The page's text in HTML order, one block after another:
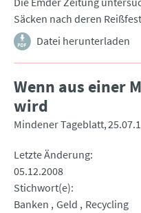
Säcken nach deren
Datei herunterladen
Wenn aus einer
wird
Mindener Tageblatt
Letzte Änderung
05.12.2008
Stichwort(e)
Banken Geld
Recycling